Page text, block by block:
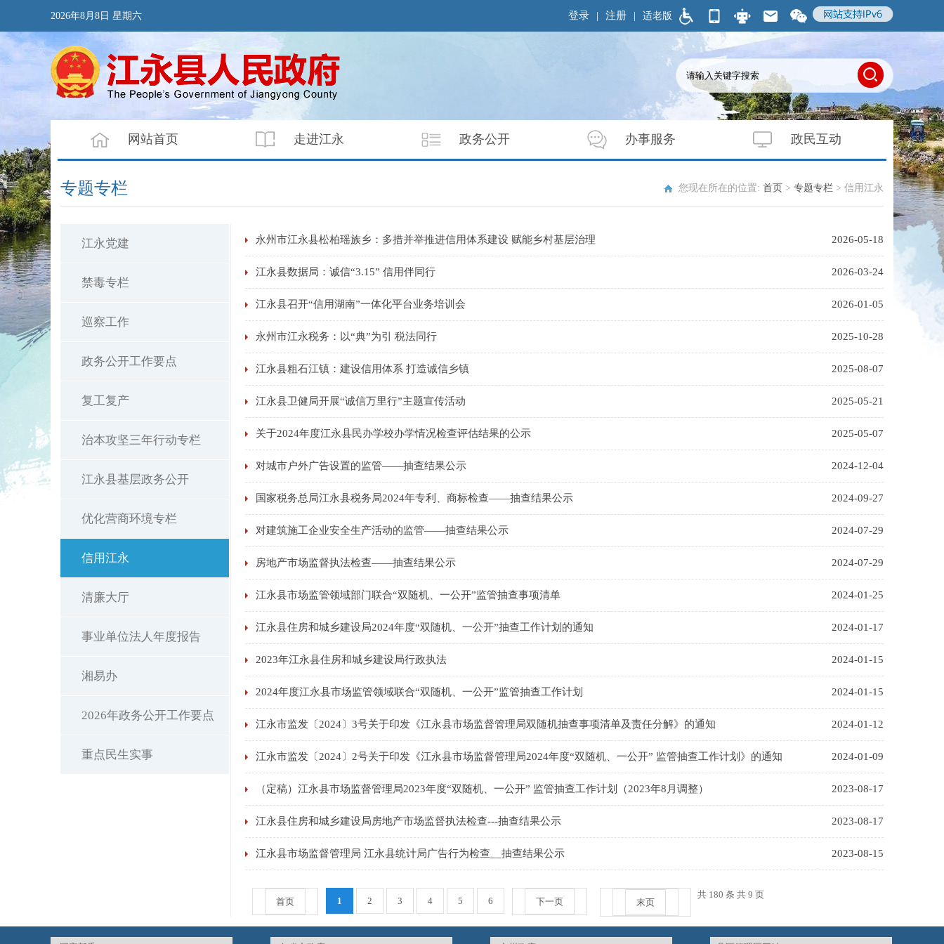
2026年8月8日 星期六 适老版
登录 | 注册 |
网站首页 走进江永 政务公开 办事服务 政民互动
专题专栏 您现在所在的位置: 首页 > 专题专栏 > 信用江永
江永党建
禁毒专栏
巡察工作
政务公开工作要点
复工复产
治本攻坚三年行动专栏
江永县基层政务公开
优化营商环境专栏
信用江永
清廉大厅
事业单位法人年度报告
湘易办
2026年政务公开工作要点
重点民生实事
2026-05-18
永州市江永县松柏瑶族乡：多措并举推进信用体系建设 赋能乡村基层治理
2026-03-24
江永县数据局：诚信“3.15” 信用伴同行
2026-01-05
江永县召开“信用湖南”一体化平台业务培训会
2025-10-28
永州市江永税务：以“典”为引 税法同行
2025-08-07
江永县粗石江镇：建设信用体系 打造诚信乡镇
2025-05-21
江永县卫健局开展“诚信万里行”主题宣传活动
2025-05-07
关于2024年度江永县民办学校办学情况检查评估结果的公示
2024-12-04
对城市户外广告设置的监管——抽查结果公示
2024-09-27
国家税务总局江永县税务局2024年专利、商标检查——抽查结果公示
2024-07-29
对建筑施工企业安全生产活动的监管——抽查结果公示
2024-07-29
房地产市场监督执法检查——抽查结果公示
2024-01-25
江永县市场监管领域部门联合“双随机、一公开”监管抽查事项清单
2024-01-17
江永县住房和城乡建设局2024年度“双随机、一公开”抽查工作计划的通知
2024-01-15
2023年江永县住房和城乡建设局行政执法
2024-01-15
2024年度江永县市场监管领域联合“双随机、一公开”监管抽查工作计划
2024-01-12
江永市监发〔2024〕3号关于印发《江永县市场监督管理局双随机抽查事项清单及责任分解》的通知
2024-01-09
江永市监发〔2024〕2号关于印发《江永县市场监督管理局2024年度“双随机、一公开” 监管抽查工作计划》的通知
2023-08-17
（定稿）江永县市场监督管理局2023年度“双随机、一公开” 监管抽查工作计划（2023年8月调整）
2023-08-17
江永县住房和城乡建设局房地产市场监督执法检查---抽查结果公示
2023-08-15
江永县市场监督管理局 江永县统计局广告行为检查__抽查结果公示
首页 1 2 3 4 5 6 下一页 末页
共 180 条 共 9 页